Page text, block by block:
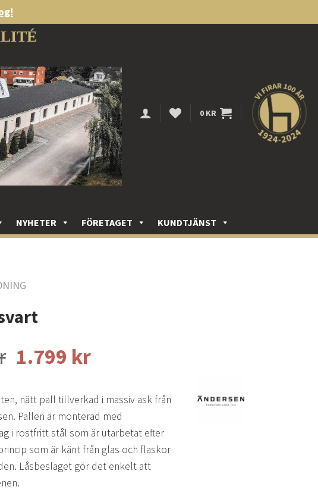
0 KR
NYHETER FÖRETAGET KUNDTJÄNST
Det
priset
var:
2.899 kr.
1.799 krDet
priset
är:
1.799 kr.
nätt pall tillverkad i massiv ask från
Pallen är monterad med
i rostfritt stål som är utarbetat efter
som är känt från glas och flaskor
Låsbeslaget gör det enkelt att